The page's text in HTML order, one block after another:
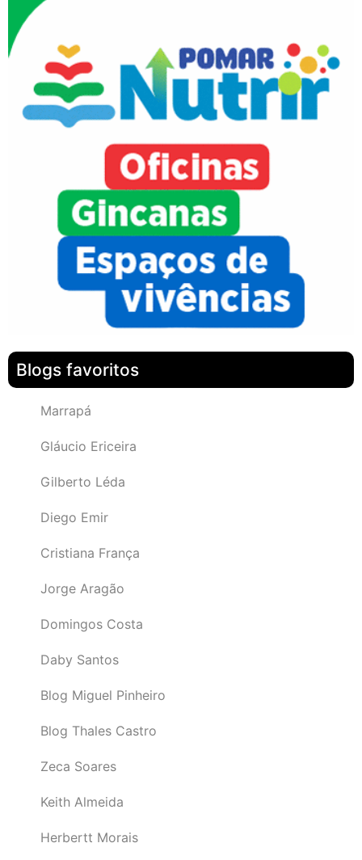
Blogs favoritos
Marrapá
Gláucio Ericeira
Gilberto Léda
Diego Emir
Cristiana França
Jorge Aragão
Domingos Costa
Daby Santos
Blog Miguel Pinheiro
Blog Thales Castro
Zeca Soares
Keith Almeida
Herbertt Morais